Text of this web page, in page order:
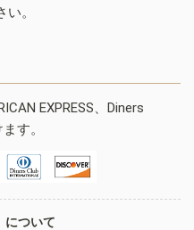
。
EXPRESS、Diners
す。
について